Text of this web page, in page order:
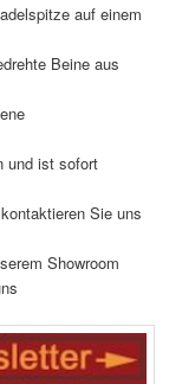
auf einem
Beine aus
und ist sofort
Sie uns
Showroom